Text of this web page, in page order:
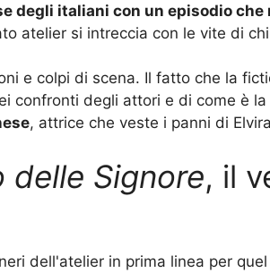
degli italiani con un episodio
atelier si intreccia con le vite di
e colpi di scena. Il fatto che la
confronti degli attori e di come è
, attrice che veste i panni di
delle Signore, il
dell'atelier in prima linea per